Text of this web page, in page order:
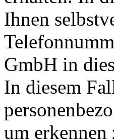
Ihnen
GmbH in
In diesem
um